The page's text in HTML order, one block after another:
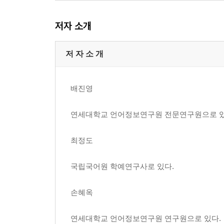
2.2. 대명사
2.3. 수사
3.2. 명사의 복수성
3.4. 명사구의 의미와 문법 기능
4장 의존명사
4.2. 단위성 의존명사
참고문헌
저자 소개
저 자 소 개
배진영
연세대학교 언어정보연구원 전문연구원으로
최정도
국립국어원 학예연구사로 있다.
손혜옥
연세대학교 언어정보연구원 연구원으로 있다.